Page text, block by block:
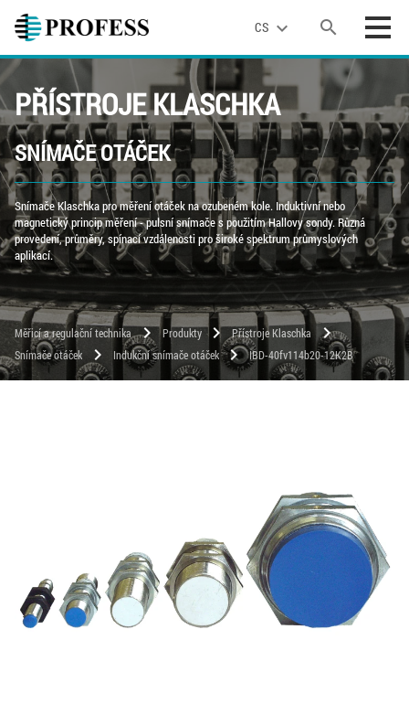
CS expand_more search
PŘÍSTROJE KLASCHKA
SNÍMAČE OTÁČEK
Snímače Klaschka pro měření otáček na ozubeném kole. Induktivní nebo
magnetický princip měření - pulsní snímače s použitím Hallovy sondy. Různá
provedení, průměry, spínací vzdálenosti pro široké spektrum průmyslových
aplikací.
Měřicí a regulační technika chevron_right Produkty chevron_right Přístroje Klaschka chevron_right
Snímače otáček chevron_right Indukční snímače otáček chevron_right IBD-40fv114b20-12K2B